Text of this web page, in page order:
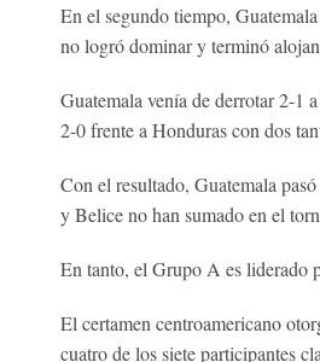
En el segundo tiempo,
no logró dominar y terminó
Guatemala venía de derrotar 2-1
2-0 frente a Honduras con dos
Con el resultado, Guatemala
y Belice no han sumado en el
En tanto, el Grupo A es liderado
El certamen centroamericano
cuatro de los siete participantes